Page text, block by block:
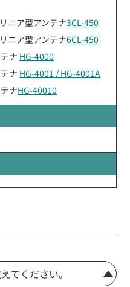
ニア型アンテナ3CL-450
ニア型アンテナ6CL-450
ナ HG-4000
ナ HG-4001 / HG-4001A
ナHG-40010
てください。